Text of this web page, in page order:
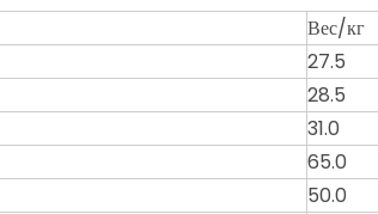
Вес/кг
27.5
28.5
31.0
65.0
50.0